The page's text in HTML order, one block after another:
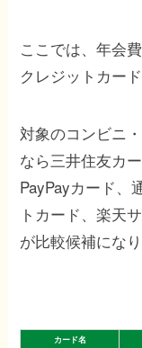
ここでは、年会
クレジットカー
対象のコンビニ
なら三井住友カ
PayPayカード、
トカード、楽天
が比較候補になり
カード名